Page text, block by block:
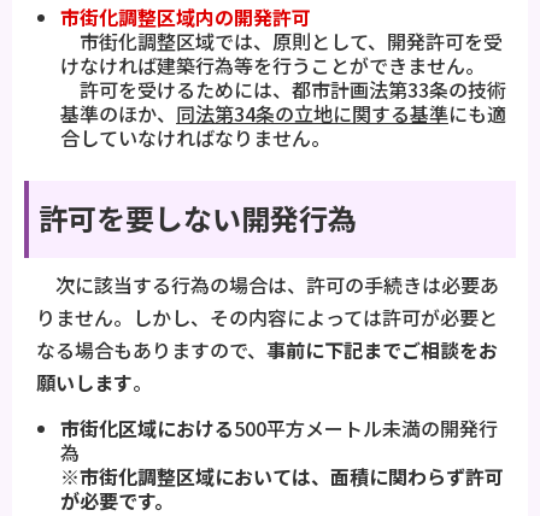
市街化調整区域内の開発許可
市街化調整区域では、原則として、開発許可を受
けなければ建築行為等を行うことができません。
許可を受けるためには、都市計画法第33条の技術
基準のほか、 同法第34条の立地に関する基準にも適
合していなければなりません。
許可を要しない開発行為
次に該当する行為の場合は、許可の手続きは必要あ
りません。しかし、その内容によっては許可が必要と
なる場合もありますので、 事前に下記までご相談をお
願いします。
市街化区域における500平方メートル未満の開発行
為
※市街化調整区域においては、面積に関わらず許可
が必要です。